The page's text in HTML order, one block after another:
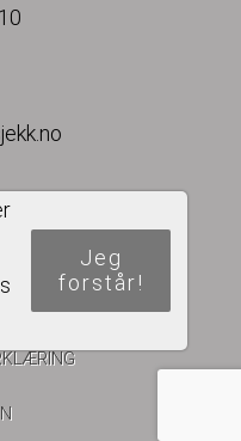
Jeg
forstår!